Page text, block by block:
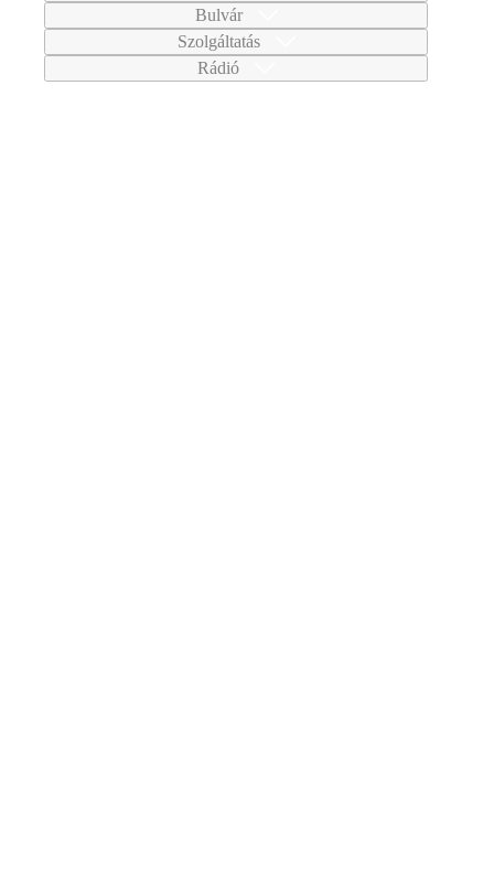
Bulvár
Szolgáltatás
Rádió